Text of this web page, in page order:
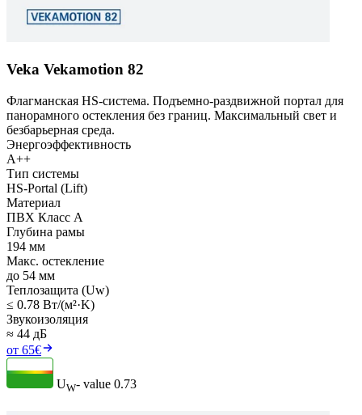
Veka Vekamotion 82
Флагманская HS-система. Подъемно-раздвижной портал для
панорамного остекления без границ. Максимальный свет и
безбарьерная среда.
Энергоэффективность
A++
Тип системы
HS-Portal (Lift)
Материал
ПВХ Класс А
Глубина рамы
194 мм
Макс. остекление
до 54 мм
Теплозащита (Uw)
≤ 0.78 Вт/(м²·K)
Звукоизоляция
≈ 44 дБ
от 65€
UW- value 0.73